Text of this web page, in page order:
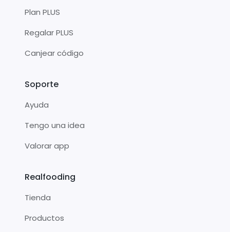
Plan PLUS
Regalar PLUS
Canjear código
Soporte
Ayuda
Tengo una idea
Valorar app
Realfooding
Tienda
Productos